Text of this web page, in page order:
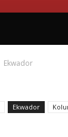
Ekwador
Ekwador